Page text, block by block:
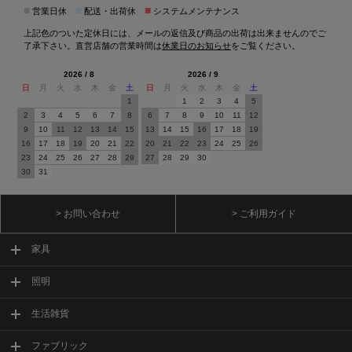
営業日休 配送・出荷休 ■ システムメンテナンス
上記色のついた定休日には、メールの返信及び商品の出荷は出来ませんのでご
了承下さい。直営店舗の営業時間は休業日のお知らせをご覧ください。
2026 / 8
日
月 火 水 木 金
土
1
2
3 4 5 6 7
8
9
10 11 12 13 14
15
16
17 18 19 20 21
22
23
24 25 26 27 28
29
30
31
2026 / 9
日
月 火 水 木 金
土
1
2 3 4
5
6
7 8 9 10 11
12
13
14 15 16 17 18
19
20
21 22 23 24 25
26
27
28 29 30
> お問い合わせ > ご利用ガイド
家具
照明
生活雑貨
ファブリック